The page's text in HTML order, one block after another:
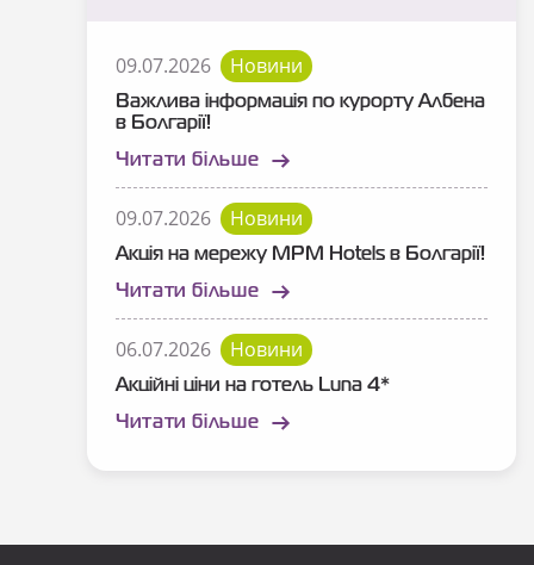
09.07.2026 Новини
Важлива інформація по курорту Албена
в Болгарії!
Читати більше
09.07.2026 Новини
Акція на мережу MPM Hotels в Болгарії!
Читати більше
06.07.2026 Новини
Акційні ціни на готель Luna 4*
Читати більше